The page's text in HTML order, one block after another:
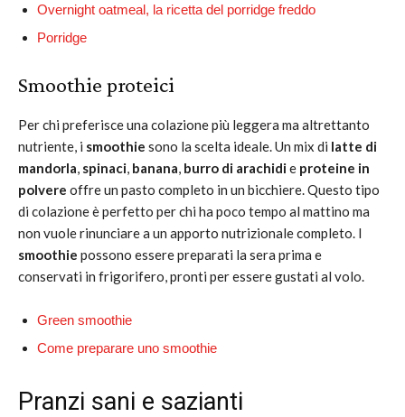
Overnight oatmeal, la ricetta del porridge freddo
Porridge
Smoothie proteici
Per chi preferisce una colazione più leggera ma altrettanto
nutriente, i smoothie sono la scelta ideale. Un mix di latte di
mandorla, spinaci, banana, burro di arachidie proteine in
polvere offre un pasto completo in un bicchiere. Questo tipo
di colazione è perfetto per chi ha poco tempo al mattino ma
non vuole rinunciare a un apporto nutrizionale completo. I
smoothie possono essere preparati la sera prima e
conservati in frigorifero, pronti per essere gustati al volo.
Green smoothie
Come preparare uno smoothie
Pranzi sani e sazianti